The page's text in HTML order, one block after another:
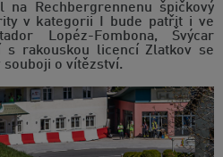
na Rechbergrennenu špičkový
v kategorii I bude patřit i ve
Lopéz-Fombona, Švýcar
s rakouskou licencí Zlatkov se
souboji o vítězství.